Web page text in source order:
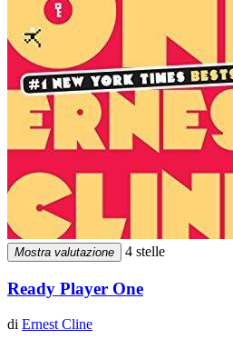
Mostra valutazione 4 stelle
Ready Player One
di Ernest Cline